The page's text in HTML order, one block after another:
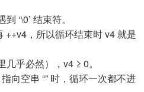
‘\0’ 结束符。
++v4，所以循环结束时 v4 就是
乎必然），v4 ≥ 0。
向空串 “” 时，循环一次都不进